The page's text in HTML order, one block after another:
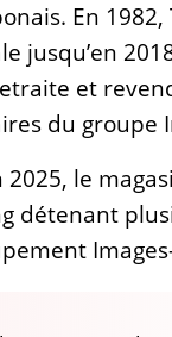
En
jusqu’en
et
du groupe
2025, le
détenant